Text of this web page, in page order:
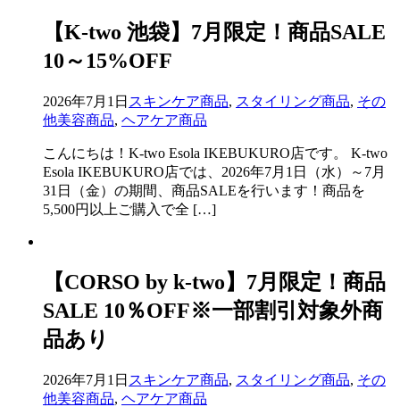
【K-two 池袋】7月限定！商品SALE
10～15%OFF
2026年7月1日 スキンケア商品, スタイリング商品, その
他美容商品, ヘアケア商品
こんにちは！K-two Esola IKEBUKURO店です。 K-two
Esola IKEBUKURO店では、2026年7月1日（水）～7月
31日（金）の期間、商品SALEを行います！商品を
5,500円以上ご購入で全 […]
【CORSO by k-two】7月限定！商品
SALE 10％OFF※一部割引対象外商
品あり
2026年7月1日 スキンケア商品, スタイリング商品, その
他美容商品, ヘアケア商品